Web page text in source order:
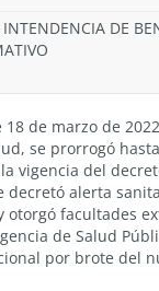
INTENDENCIA DE
18 de marzo de
se prorrogó
vigencia del
decretó alerta
otorgó facultades
de Salud
por brote del